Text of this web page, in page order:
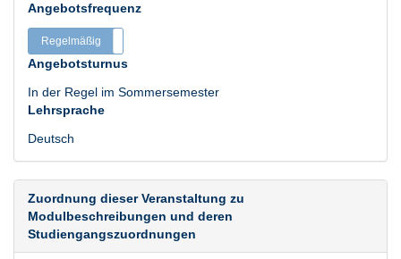
Angebotsfrequenz
Regelmäßig
Angebotsturnus
In der Regel im Sommersemester
Lehrsprache
Deutsch
Zuordnung dieser Veranstaltung zu
Modulbeschreibungen und deren
Studiengangszuordnungen